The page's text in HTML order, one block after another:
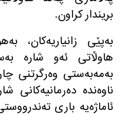
بریندار كراون.
به‌پێی زانیاریه‌كان،
هاوڵاتی ئه‌و شاره‌
به‌مه‌به‌ستی وه‌رگرتنی
ناوه‌نده‌ ده‌رمانیه‌كانی
ئاماژه‌یه‌ باری